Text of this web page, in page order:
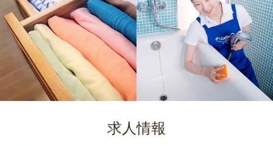
求人情報